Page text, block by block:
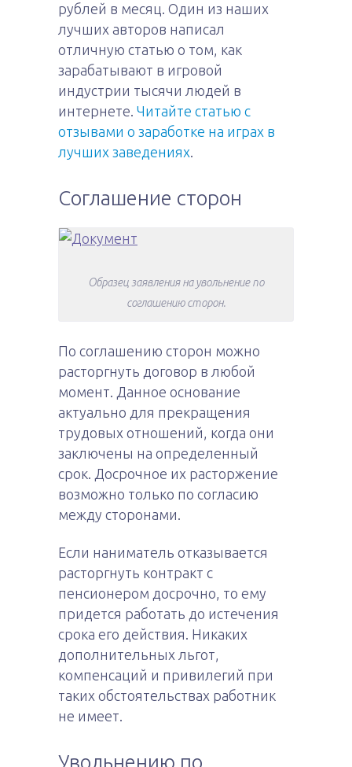
рублей в месяц. Один из наших
лучших авторов написал
отличную статью о том, как
зарабатывают в игровой
индустрии тысячи людей в
интернете. Читайте статью с
отзывами о заработке на играх в
лучших заведениях.
Соглашение сторон
Образец заявления на увольнение по
соглашению сторон.
По соглашению сторон можно
расторгнуть договор в любой
момент. Данное основание
актуально для прекращения
трудовых отношений, когда они
заключены на определенный
срок. Досрочное их расторжение
возможно только по согласию
между сторонами.
Если наниматель отказывается
расторгнуть контракт с
пенсионером досрочно, то ему
придется работать до истечения
срока его действия. Никаких
дополнительных льгот,
компенсаций и привилегий при
таких обстоятельствах работник
не имеет.
Увольнению по